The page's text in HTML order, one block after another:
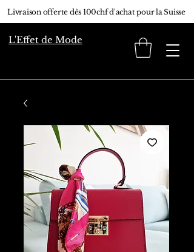
Livraison offerte dès 100chf d'achat pour la Suisse
L'Effet de Mode